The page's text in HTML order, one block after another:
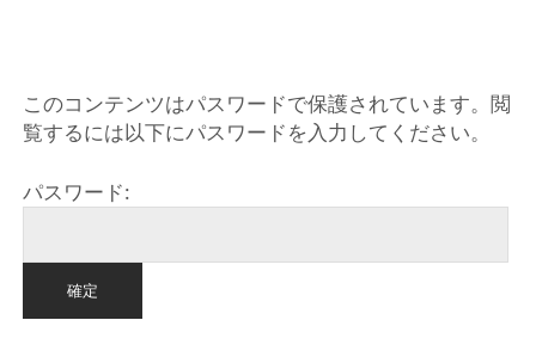
このコンテンツはパスワードで保護されています。閲
覧するには以下にパスワードを入力してください。
パスワード: